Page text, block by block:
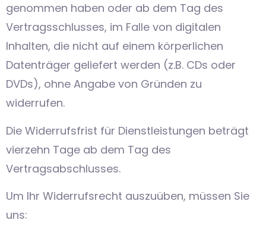
genommen haben oder ab dem Tag des
Vertragsschlusses, im Falle von digitalen
Inhalten, die nicht auf einem körperlichen
Datenträger geliefert werden (z.B. CDs oder
DVDs), ohne Angabe von Gründen zu
widerrufen.
Die Widerrufsfrist für Dienstleistungen beträgt
vierzehn Tage ab dem Tag des
Vertragsabschlusses.
Um Ihr Widerrufsrecht auszuüben, müssen Sie
uns: